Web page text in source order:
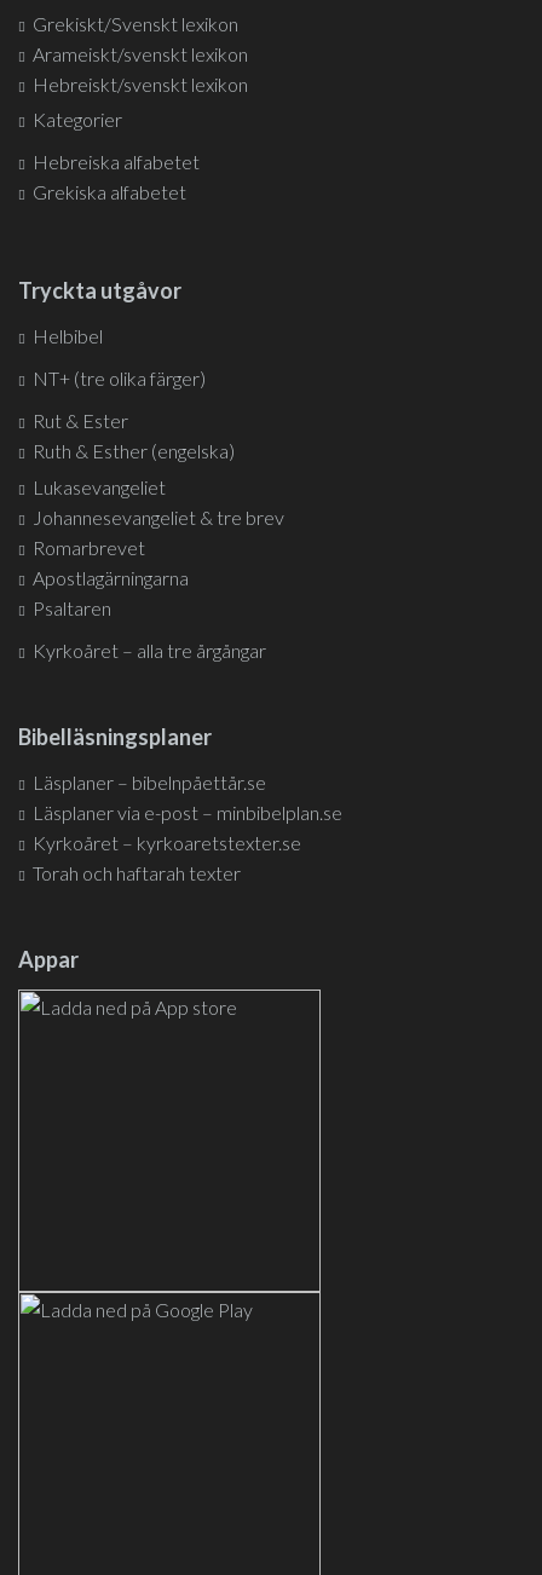
Grekiskt/Svenskt lexikon
Arameiskt/svenskt lexikon
Hebreiskt/svenskt lexikon
Kategorier
Hebreiska alfabetet
Grekiska alfabetet
Tryckta utgåvor
Helbibel
NT+ (tre olika färger)
Rut & Ester
Ruth & Esther (engelska)
Lukasevangeliet
Johannesevangeliet & tre brev
Romarbrevet
Apostlagärningarna
Psaltaren
Kyrkoåret – alla tre årgångar
Bibelläsningsplaner
Läsplaner – bibelnpåettår.se
Läsplaner via e-post – minbibelplan.se
Kyrkoåret – kyrkoaretstexter.se
Torah och haftarah texter
Appar